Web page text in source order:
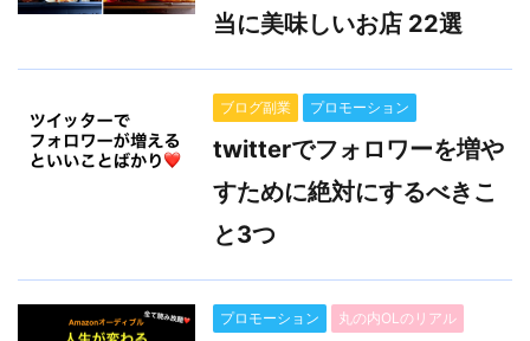
当に美味しいお店 22選
ブログ副業 プロモーション
twitterでフォロワーを増や
すために絶対にするべきこ
と3つ
プロモーション 丸の内OLのリアル